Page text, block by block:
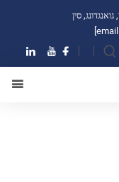
סין